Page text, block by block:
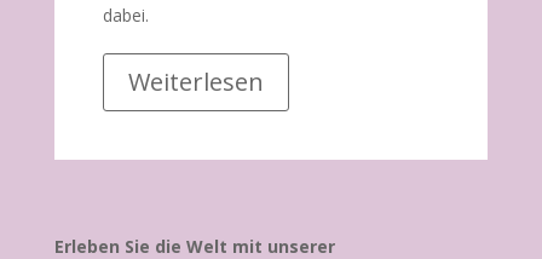
dabei.
Weiterlesen
Erleben Sie die Welt mit unserer